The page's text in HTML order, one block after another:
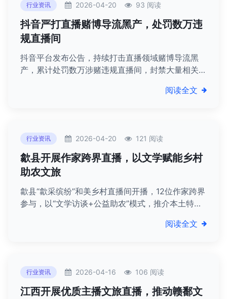
行业资讯 2026-04-20 93 阅读
抖音严打直播赌博导流黑产，处罚数万违
规直播间
抖音平台发布公告，持续打击直播领域赌博导流黑
产，累计处罚数万涉赌违规直播间，封禁大量相关账
阅读全文
行业资讯 2026-04-20 121 阅读
歙县开展作家跨界直播，以文学赋能乡村
助农文旅
歙县“歙采缤纷”和美乡村直播间开播，12位作家跨界
参与，以“文学访谈+公益助农”模式，推介本土特
阅读全文
行业资讯 2026-04-16 106 阅读
江西开展优质主播文旅直播，推动赣鄱文